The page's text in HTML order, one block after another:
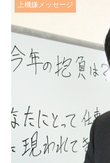
上機嫌メッセージ